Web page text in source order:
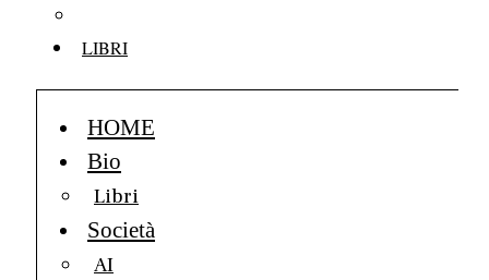
LIBRI
HOME
Bio
Libri
Società
AI